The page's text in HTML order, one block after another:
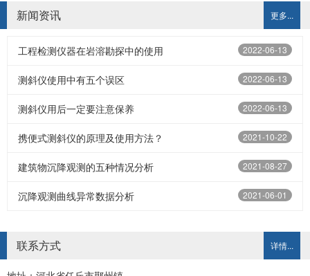
更多...
新闻资讯
2022-06-13
工程检测仪器在岩溶勘探中的使用
2022-06-13
测斜仪使用中有五个误区
2022-06-13
测斜仪用后一定要注意保养
2021-10-22
携便式测斜仪的原理及使用方法？
2021-08-27
建筑物沉降观测的五种情况分析
2021-06-01
沉降观测曲线异常数据分析
详情...
联系方式